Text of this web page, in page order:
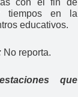
tiempos en la
educativos.
No reporta.
que